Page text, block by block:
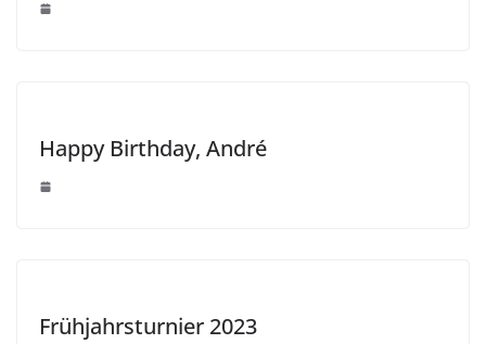
Happy Birthday, André
Frühjahrsturnier 2023